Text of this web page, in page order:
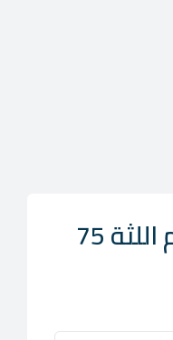
اورال-بي أورال – بي معجون أسنان لترميم اللثة 75